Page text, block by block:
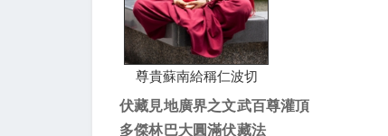
尊貴蘇南給稱仁波切
伏藏見地廣界之文武百尊灌頂
多傑林巴大圓滿伏藏法